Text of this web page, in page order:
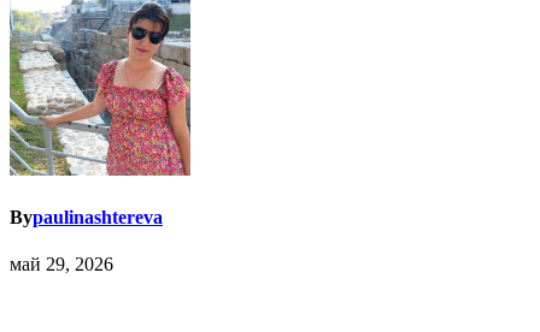
Bypaulinashtereva
май 29, 2026